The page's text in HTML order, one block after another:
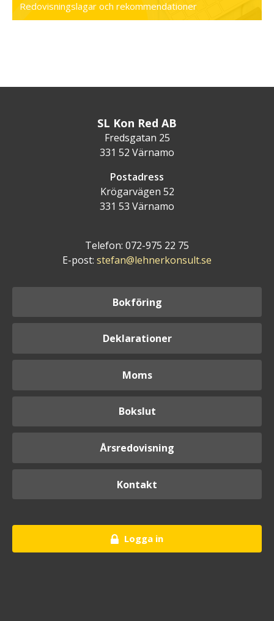
Redovisningslagar och rekommendationer
SL Kon Red AB
Fredsgatan 25
331 52 Värnamo
Postadress
Krögarvägen 52
331 53 Värnamo
Telefon: 072-975 22 75
E-post: stefan@lehnerkonsult.se
Bokföring
Deklarationer
Moms
Bokslut
Årsredovisning
Kontakt
Logga in